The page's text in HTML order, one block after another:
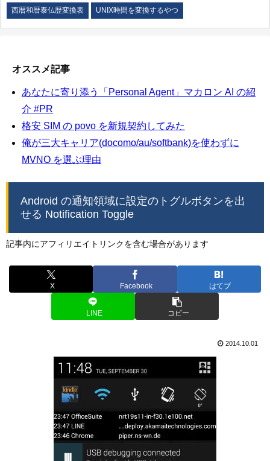
西暦和暦泰仏歴変換表 UNIX時間を変換するやつ
オススメ記事
あなたに寄り添う「Personal Agent」マカロン AI の紹
介 #PR
格安 SIM の povo を新規契約してみた
俺が三大キャリア(docomo/au/softbank)を使わずに
MVNO を選ぶ理由
Android の通知領域に設定のトグルボタンを出
せる Notification Toggle
記事内にアフィリエイトリンクを含む場合があります
X Facebook はてブ
LINE コピー
2014.10.01